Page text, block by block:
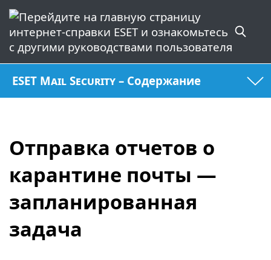
ESET Mail Security – Содержание
Отправка отчетов о
карантине почты —
запланированная
задача